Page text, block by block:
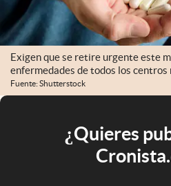
Exigen que se retire urgente este
enfermedades de todos los centros
Fuente: Shutterstock
¿Quieres